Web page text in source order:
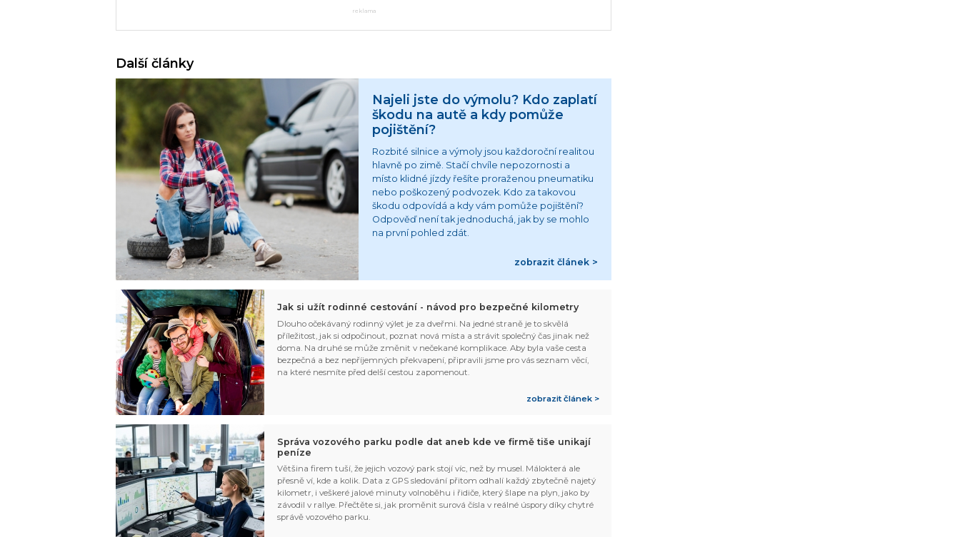
reklama
Další články
Najeli jste do výmolu? Kdo zaplatí
škodu na autě a kdy pomůže
pojištění?
Rozbité silnice a výmoly jsou každoroční realitou
hlavně po zimě. Stačí chvíle nepozornosti a
místo klidné jízdy řešíte proraženou pneumatiku
nebo poškozený podvozek. Kdo za takovou
škodu odpovídá a kdy vám pomůže pojištění?
Odpověď není tak jednoduchá, jak by se mohlo
na první pohled zdát.
zobrazit článek >
Jak si užít rodinné cestování - návod pro bezpečné kilometry
Dlouho očekávaný rodinný výlet je za dveřmi. Na jedné straně je to skvělá
příležitost, jak si odpočinout, poznat nová místa a strávit společný čas jinak než
doma. Na druhé se může změnit v nečekané komplikace. Aby byla vaše cesta
bezpečná a bez nepříjemných překvapení, připravili jsme pro vás seznam věcí,
na které nesmíte před delší cestou zapomenout.
zobrazit článek >
Správa vozového parku podle dat aneb kde ve firmě tiše unikají
peníze
Většina firem tuší, že jejich vozový park stojí víc, než by musel. Málokterá ale
přesně ví, kde a kolik. Data z GPS sledování přitom odhalí každý zbytečně najetý
kilometr, i veškeré jalové minuty volnoběhu i řidiče, který šlape na plyn, jako by
závodil v rallye. Přečtěte si, jak proměnit surová čísla v reálné úspory díky chytré
správě vozového parku.